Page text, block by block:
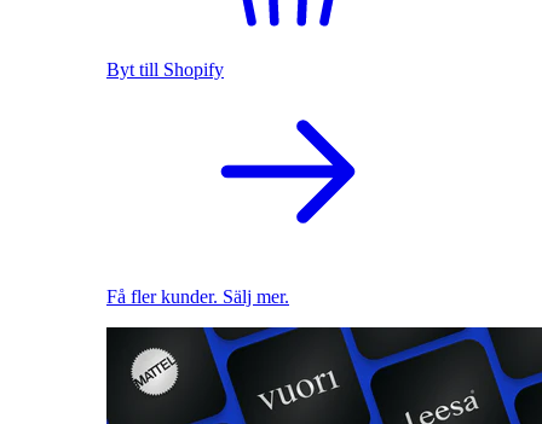
Byt till Shopify
Få fler kunder. Sälj mer.